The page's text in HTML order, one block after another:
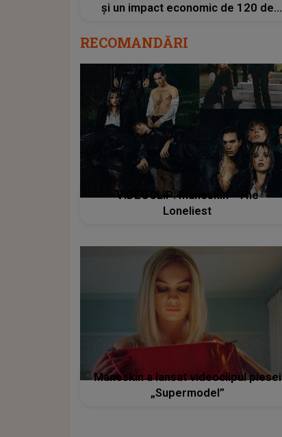
și un impact economic de 120 de
RECOMANDĂRI
VIDEOCLIP: Maneskin - The
Loneliest
Maneskin a lansat videoclipul piesei
„Supermodel”